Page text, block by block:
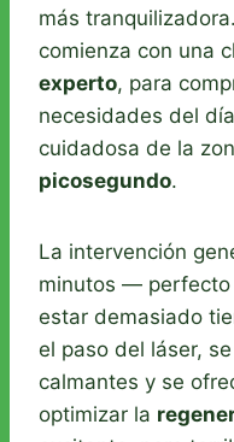
más
comienza con una
experto, para
necesidades del
cuidadosa de la
picosegundo.
La intervención
minutos — perfecto
estar demasiado
el paso del láser,
calmantes y se
optimizar la